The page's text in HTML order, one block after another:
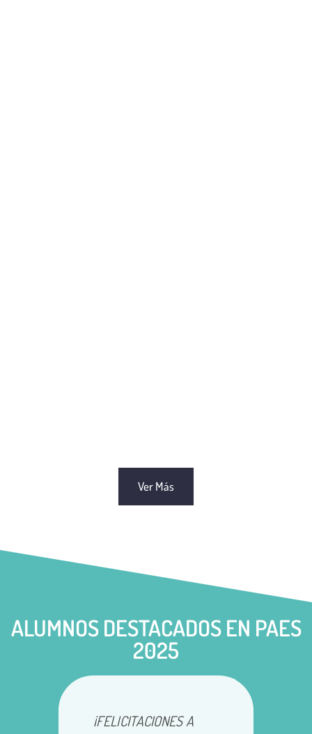
Ver Más
ALUMNOS DESTACADOS EN PAES
2025
¡FELICITACIONES A